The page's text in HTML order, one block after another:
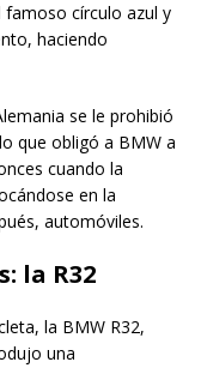
famoso círculo azul y
haciendo
se le prohibió
que obligó a BMW a
cuando la
en la
automóviles.
la R32
la BMW R32,
una